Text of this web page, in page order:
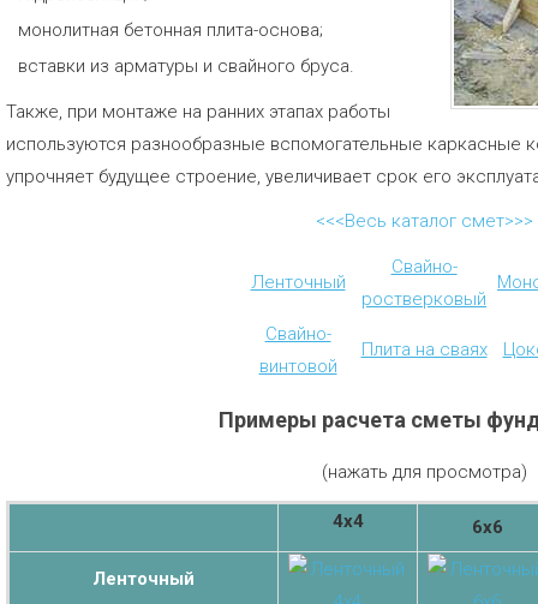
монолитная бетонная плита-основа;
вставки из арматуры и свайного бруса.
Также, при монтаже на ранних этапах работы
используются разнообразные вспомогательные каркасные
упрочняет будущее строение, увеличивает срок его
<<<Весь каталог смет>>>
Ленточный
Свайно-
ростверковый
Свайно-
винтовой
Плита на сваях
Примеры расчета сметы
(нажать для просмотра)
4х4 6х6
Ленточный